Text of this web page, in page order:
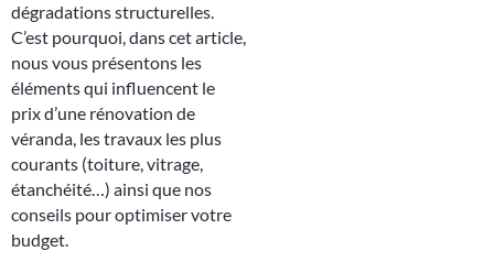
dégradations structurelles.
C’est pourquoi, dans cet article,
nous vous présentons les
éléments qui influencent le
prix d’une rénovation de
véranda, les travaux les plus
courants (toiture, vitrage,
étanchéité…) ainsi que nos
conseils pour optimiser votre
budget.